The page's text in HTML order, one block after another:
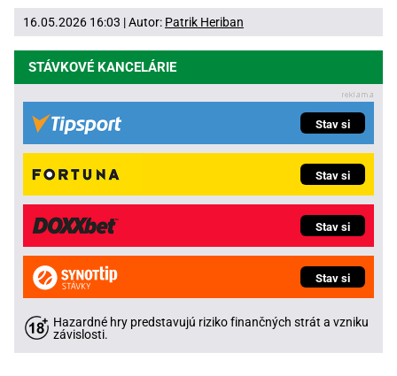
16.05.2026 16:03 | Autor: Patrik Heriban
STÁVKOVÉ KANCELÁRIE
Stav si
Stav si
Stav si
Stav si
Hazardné hry predstavujú riziko finančných strát a vzniku
závislosti.